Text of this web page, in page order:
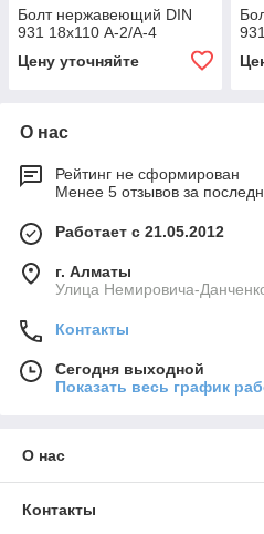
Болт нержавеющий DIN
931 18х110 A-2/A-4
Цену уточняйте
О нас
Рейтинг не сформирован
Менее 5 отзывов за
Работает с 21.05.2012
г. Алматы
Улица Немировича-
Контакты
Сегодня выходной
Показать весь график
О нас
Контакты